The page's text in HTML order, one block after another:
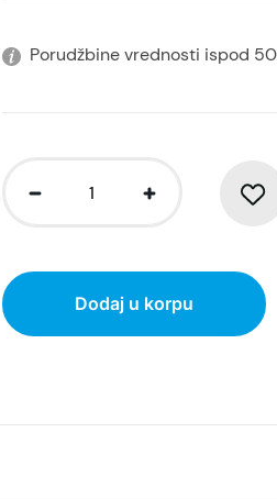
Porudžbine vrednosti ispod
Dodaj u korpu